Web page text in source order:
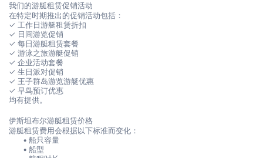
我们的游艇租赁促销活动
在特定时期推出的促销活动包括：
✓ 工作日游艇租赁折扣
✓ 日间游览促销
✓ 每日游艇租赁套餐
✓ 游泳之旅游艇促销
✓ 企业活动套餐
✓ 生日派对促销
✓ 王子群岛游览游艇优惠
✓ 早鸟预订优惠
均有提供。
伊斯坦布尔游艇租赁价格
游艇租赁费用会根据以下标准而变化：
船只容量
船型